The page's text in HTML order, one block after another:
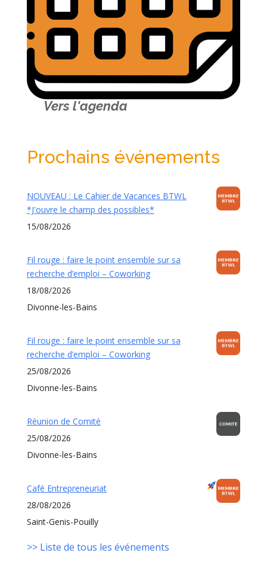
Vers l'agenda
Prochains événements
NOUVEAU : Le Cahier de Vacances BTWL
*J'ouvre le champ des possibles*
15/08/2026
Fil rouge : faire le point ensemble sur sa
recherche d’emploi – Coworking
18/08/2026
Divonne-les-Bains
Fil rouge : faire le point ensemble sur sa
recherche d’emploi – Coworking
25/08/2026
Divonne-les-Bains
Réunion de Comité
25/08/2026
Divonne-les-Bains
Café Entrepreneuriat
28/08/2026
Saint-Genis-Pouilly
>> Liste de tous les événements